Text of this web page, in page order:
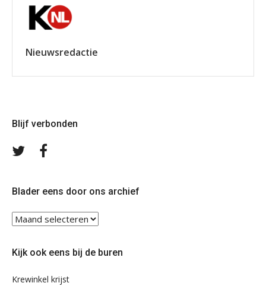
Nieuwsredactie
Blijf verbonden
Volg
Blader eens door ons archief
Blader
ons
Kijk ook eens bij de buren
Krewinkel krijst